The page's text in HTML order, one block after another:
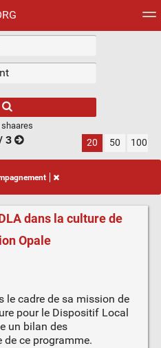
shaares
3 20 50 100
dans la culture de
Opale
le cadre de sa mission de
pour le Dispositif Local
un bilan des
ce programme.